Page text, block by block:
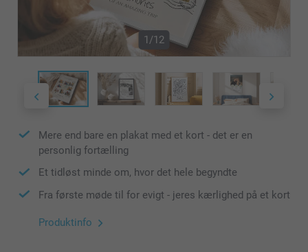
1/12
Mere end bare en plakat med et kort - det er en
personlig fortælling
Et tidløst minde om, hvor det hele begyndte
Fra første møde til for evigt - jeres kærlighed på et kort
Produktinfo